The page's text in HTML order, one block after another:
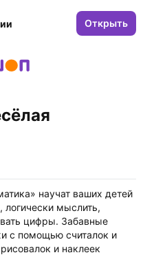
Открыть
научат ваших детей
логически мыслить,
цифры. Забавные
с помощью считалок и
и наклеек